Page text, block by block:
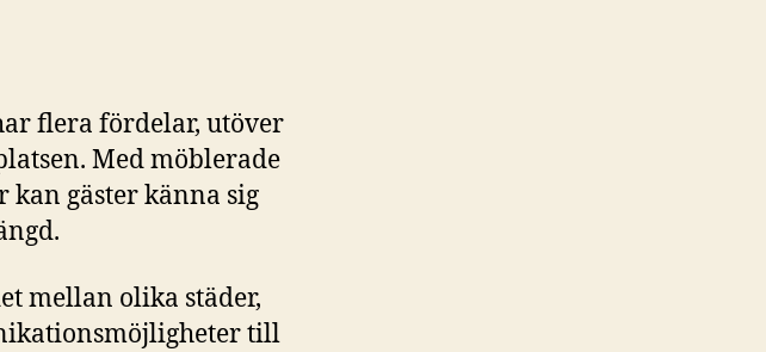
flera fördelar, utöver
Med möblerade
kan gäster känna sig
mellan olika städer,
till